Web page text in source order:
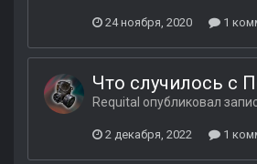
24 ноября, 2020 1
Что случилось с
Requital опубликовал
2 декабря, 2022 1